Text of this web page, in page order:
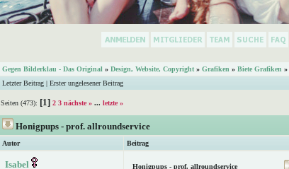
Gegen Bilderklau - Das Original » Design, Website, Copyright » Grafiken » Biete Grafiken »
Letzter Beitrag | Erster ungelesener Beitrag
Seiten (473): [1] 2 3 nächste » ... letzte »
Honigpups - prof. allroundservice
Autor Beitrag
Isabel Honigpups - prof. allroundservice